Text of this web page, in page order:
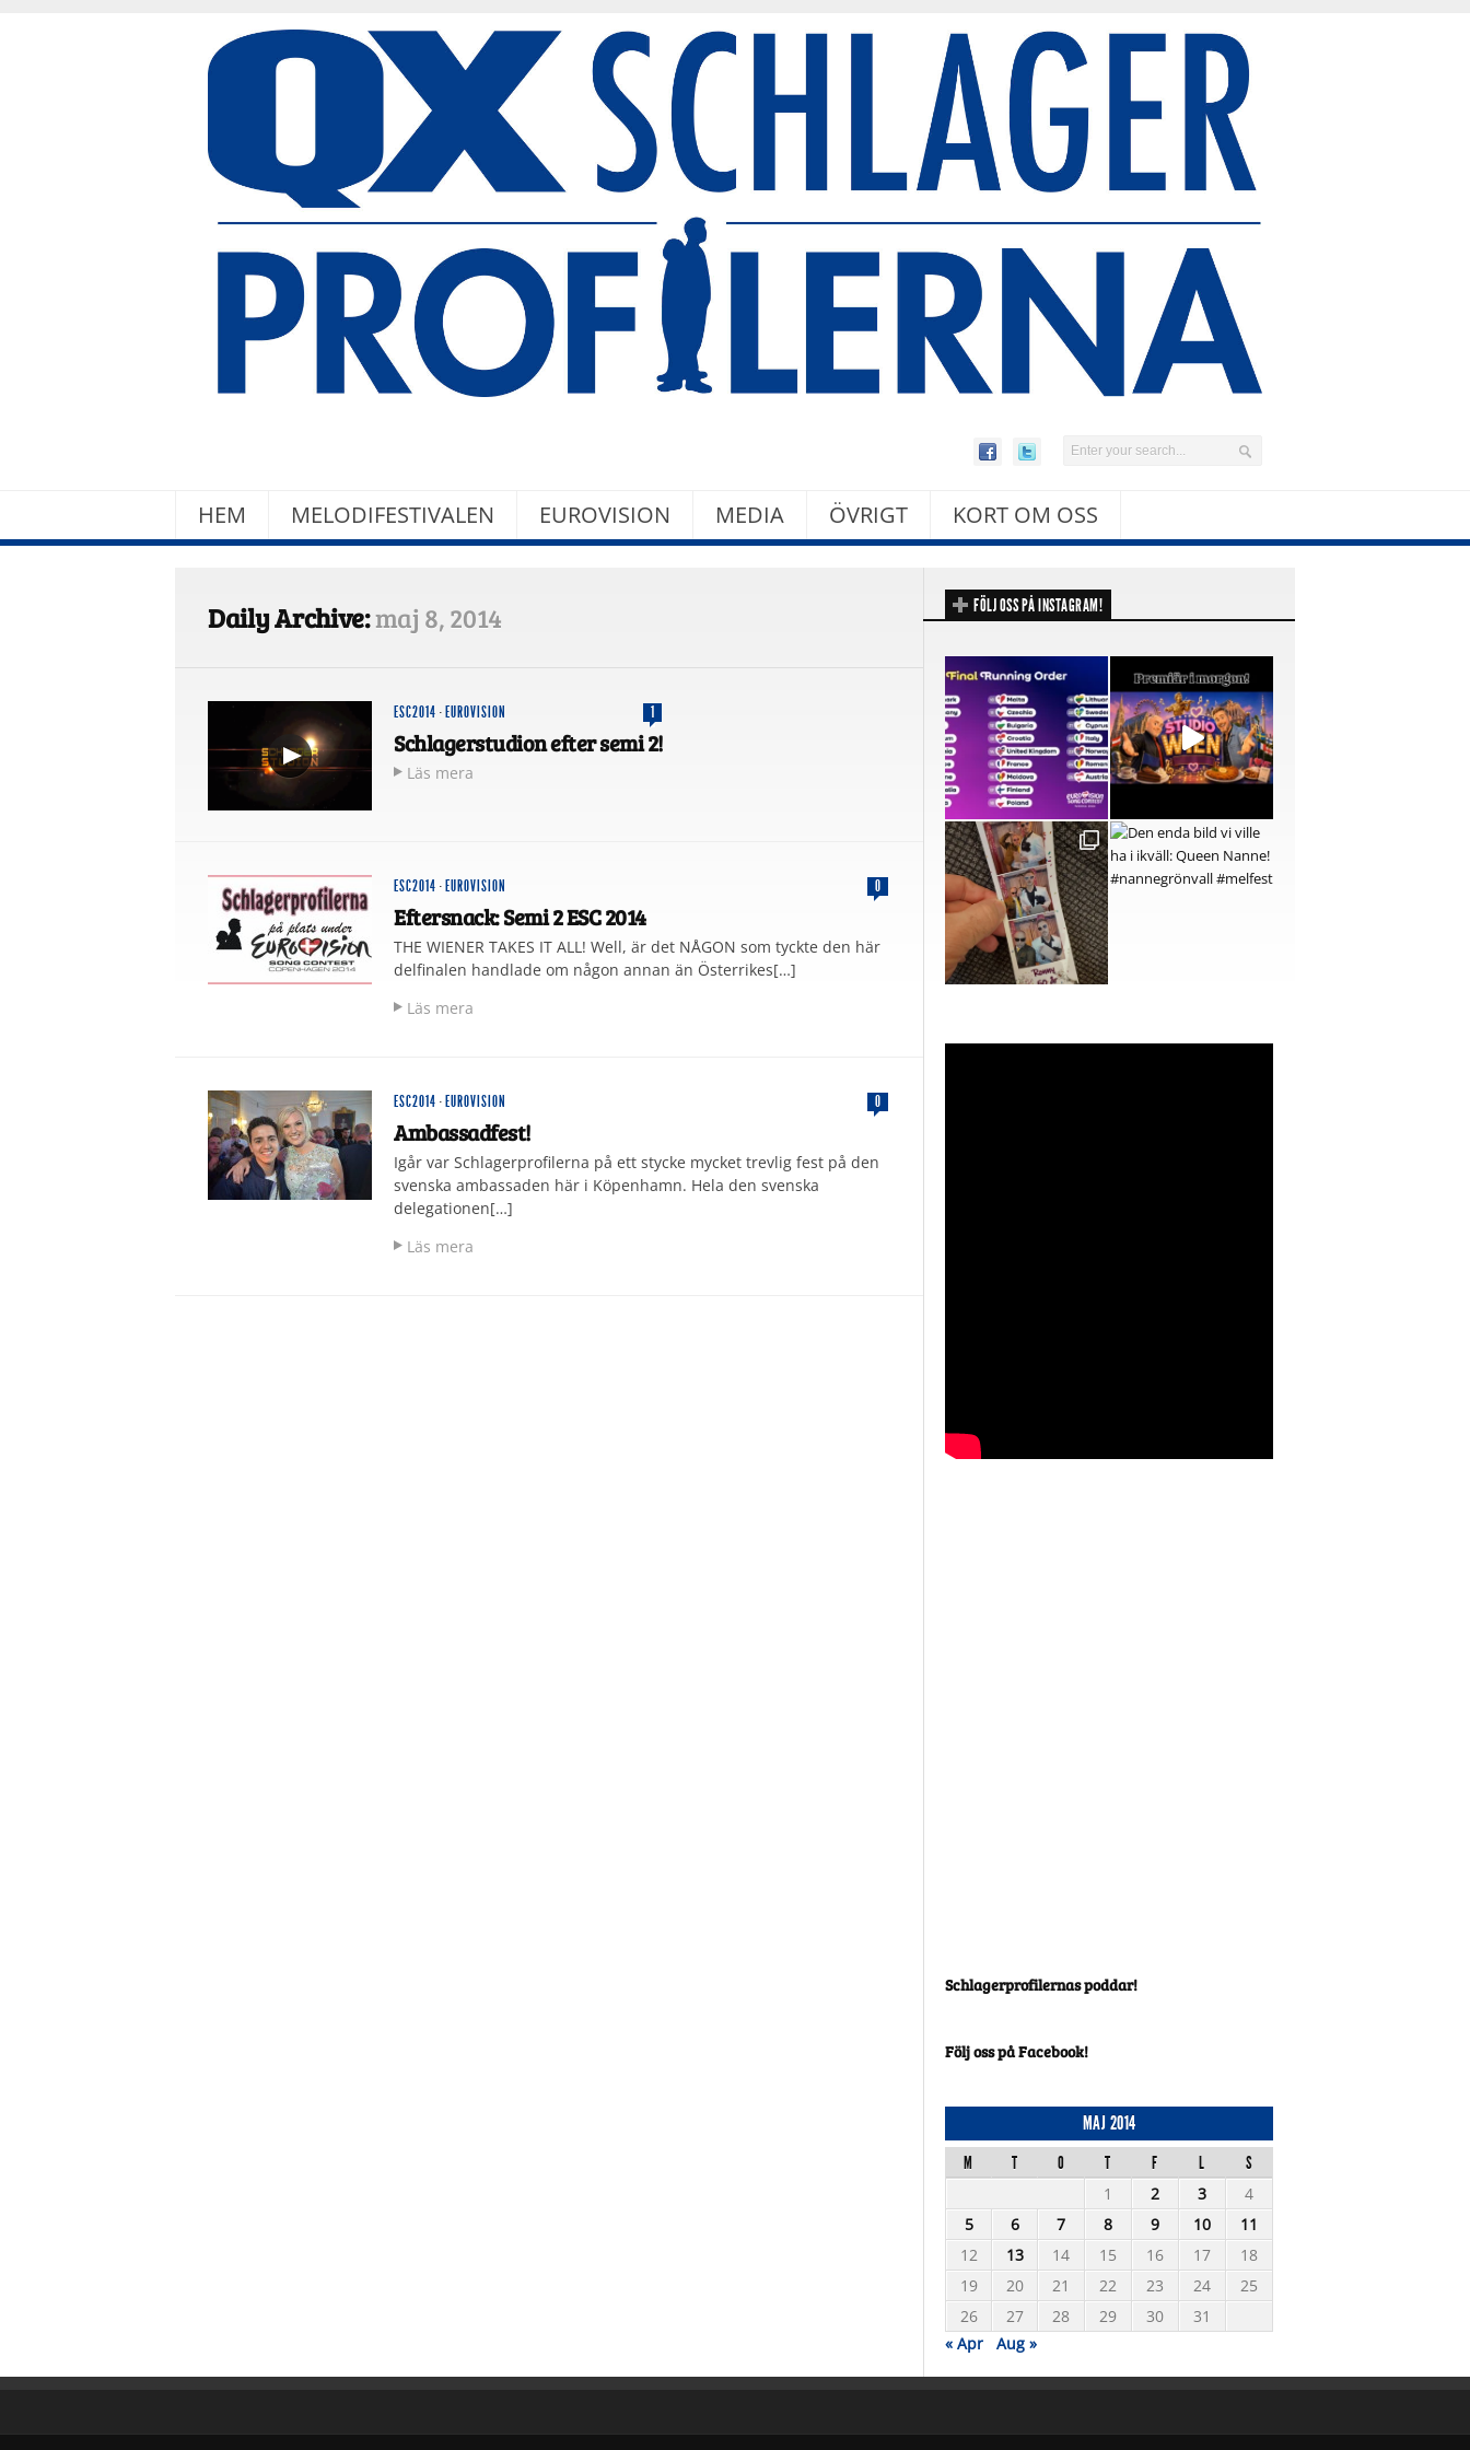
HEM MELODIFESTIVALEN EUROVISION MEDIA ÖVRIGT KORT OM OSS
Daily Archive:maj 8, 2014
ESC2014 · EUROVISION 1
Schlagerstudion efter semi 2!
Läs mera
ESC2014 · EUROVISION 0
Eftersnack: Semi 2 ESC 2014
THE WIENER TAKES IT ALL! Well, är det NÅGON som tyckte den här
delfinalen handlade om någon annan än Österrikes[…]
Läs mera
ESC2014 · EUROVISION 0
Ambassadfest!
Igår var Schlagerprofilerna på ett stycke mycket trevlig fest på den
svenska ambassaden här i Köpenhamn. Hela den svenska
delegationen[…]
Läs mera
FÖLJ OSS PÅ INSTAGRAM!
Schlagerprofilernas poddar!
Följ oss på Facebook!
MAJ 2014
M T O T F L
S
1
2 3
4
5
6 7 8 9 10
11
12
13 14 15 16 17
18
19
20 21 22 23 24
25
26
27 28 29 30
31
« Apr
Aug »